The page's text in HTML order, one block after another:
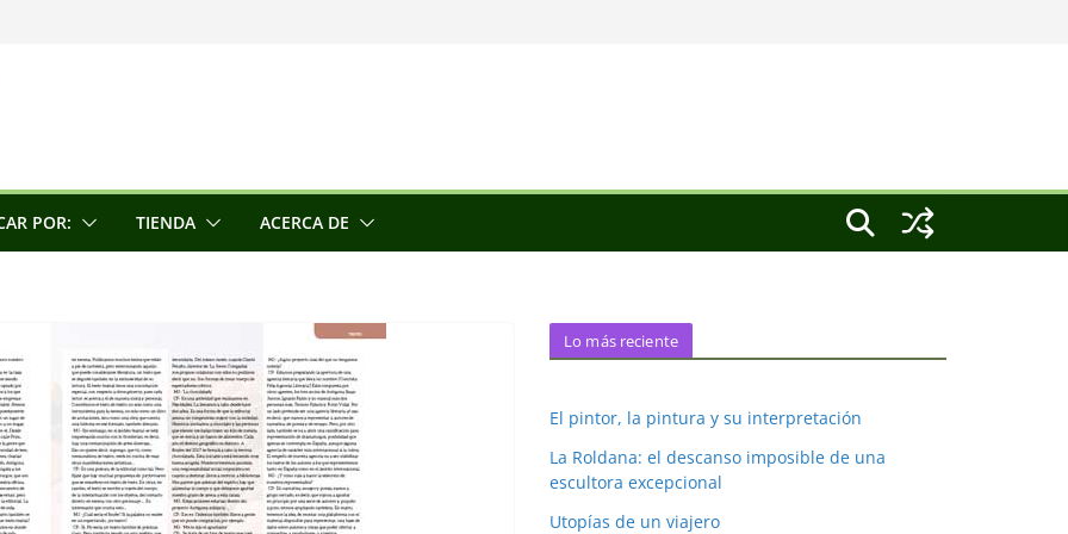
escultora
la conciencia
POR: TIENDA ACERCA DE
Lo más reciente
El pintor, la pintura y su interpretación
La Roldana: el descanso imposible de una
escultora excepcional
Utopías de un viajero